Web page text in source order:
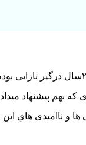
داستان منم مثل خیلی از
که بهم پیشنهاد
و ناامیدی هایِ